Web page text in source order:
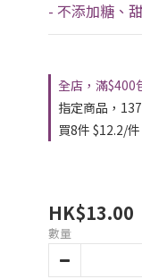
- 不添加糖、
全店，滿$400
指定商品，
買8件 $12.2/
HK$13.00
數量